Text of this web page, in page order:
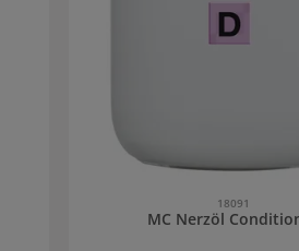
18091
MC Nerzöl